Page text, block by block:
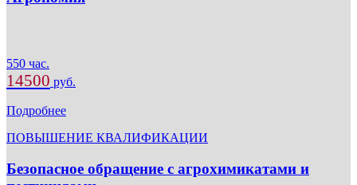
550 час.
14500 руб.
Подробнее
ПОВЫШЕНИЕ КВАЛИФИКАЦИИ
Безопасное обращение с агрохимикатами и